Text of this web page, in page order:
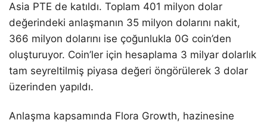
Asia PTE de katıldı. Toplam 401 milyon dolar
değerindeki anlaşmanın 35 milyon dolarını nakit,
366 milyon dolarını ise çoğunlukla 0G coin’den
oluşturuyor. Coin’ler için hesaplama 3 milyar dolarlık
tam seyreltilmiş piyasa değeri öngörülerek 3 dolar
üzerinden yapıldı.
Anlaşma kapsamında Flora Growth, hazinesine